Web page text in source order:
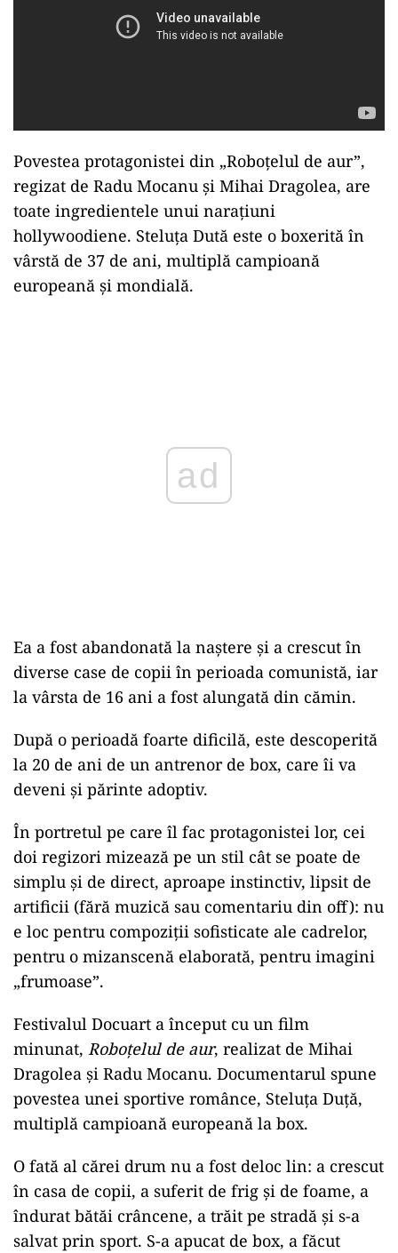
Povestea protagonistei din „Roboțelul de aur”,
regizat de Radu Mocanu și Mihai Dragolea, are
toate ingredientele unui narațiuni
hollywoodiene. Steluța Dută este o boxerită în
vârstă de 37 de ani, multiplă campioană
europeană și mondială.
ad
Ea a fost abandonată la naștere și a crescut în
diverse case de copii în perioada comunistă, iar
la vârsta de 16 ani a fost alungată din cămin.
După o perioadă foarte dificilă, este descoperită
la 20 de ani de un antrenor de box, care îi va
deveni și părinte adoptiv.
În portretul pe care îl fac protagonistei lor, cei
doi regizori mizează pe un stil cât se poate de
simplu și de direct, aproape instinctiv, lipsit de
artificii (fără muzică sau comentariu din off): nu
e loc pentru compoziții sofisticate ale cadrelor,
pentru o mizanscenă elaborată, pentru imagini
„frumoase”.
Festivalul Docuart a început cu un film
minunat, Roboţelul de aur, realizat de Mihai
Dragolea şi Radu Mocanu. Documentarul spune
povestea unei sportive românce, Steluţa Duţă,
multiplă campioană europeană la box.
O fată al cărei drum nu a fost deloc lin: a crescut
în casa de copii, a suferit de frig şi de foame, a
îndurat bătăi crâncene, a trăit pe stradă şi s-a
salvat prin sport. S-a apucat de box, a făcut